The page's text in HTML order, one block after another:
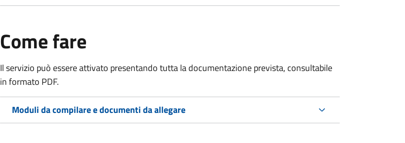
Come fare
Il servizio può essere attivato presentando tutta la documentazione prevista, consultabile
in formato PDF.
Moduli da compilare e documenti da allegare